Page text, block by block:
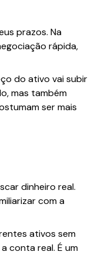
prazos. Na
rápida,
do ativo vai subir
mas também
ser mais
dinheiro real.
com a
ativos sem
conta real. É um